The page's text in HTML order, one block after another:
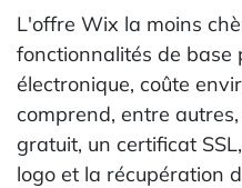
L'offre Wix la moins
fonctionnalités de base
électronique, coûte
comprend, entre
gratuit, un certificat
logo et la récupération